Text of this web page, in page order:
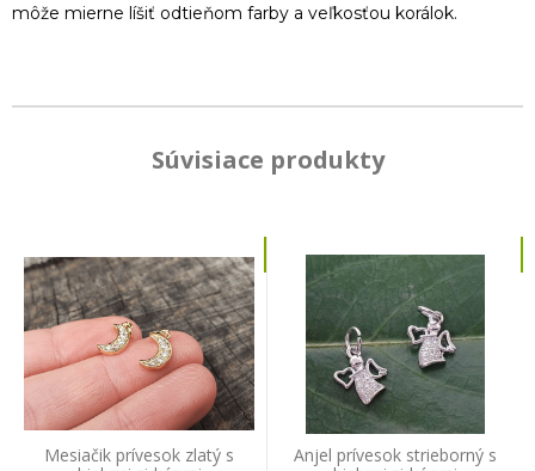
môže mierne líšiť odtieňom farby a veľkosťou korálok.
Súvisiace produkty
Mesiačik prívesok zlatý s
Anjel prívesok strieborný s